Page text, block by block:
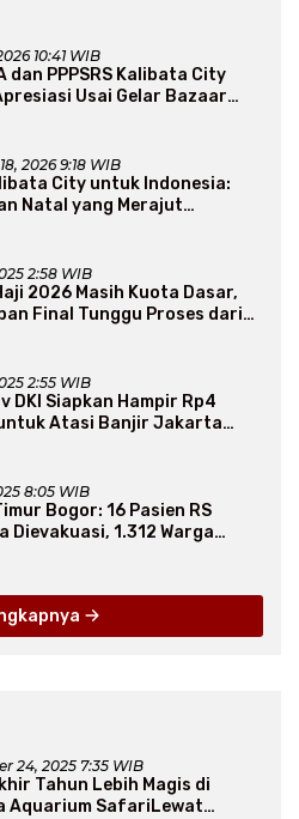
10:41 WIB
dan PPPSRS Kalibata City
Usai Gelar Bazaar
2026 9:18 WIB
City untuk Indonesia:
Natal yang Merajut
2:58 WIB
2026 Masih Kuota Dasar,
Final Tunggu Proses dari
2:55 WIB
DKI Siapkan Hampir Rp4
Atasi Banjir Jakarta
8:05 WIB
Bogor: 16 Pasien RS
Dievakuasi, 1.312 Warga
24, 2025 7:35 WIB
Tahun Lebih Magis di
Aquarium SafariLewat